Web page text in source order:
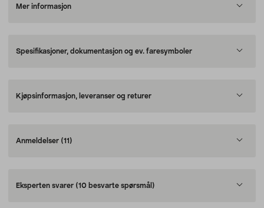
Mer informasjon
Spesifikasjoner, dokumentasjon og ev. faresymboler
Kjøpsinformasjon, leveranser og returer
Anmeldelser (11)
Eksperten svarer (10 besvarte spørsmål)